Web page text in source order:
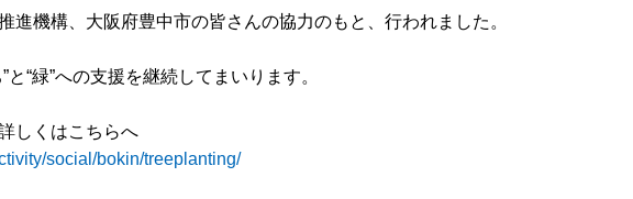
進機構、大阪府豊中市の皆さんの協力のもと、行われました。
“緑”への支援を継続してまいります。
しくはこちらへ
social/bokin/treeplanting/